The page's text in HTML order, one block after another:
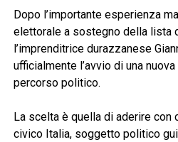
Dopo l’importante esperienza
elettorale a sostegno della lista
l’imprenditrice durazzanese
ufficialmente l’avvio di una
percorso politico.
La scelta è quella di aderire con
civico Italia, soggetto politico